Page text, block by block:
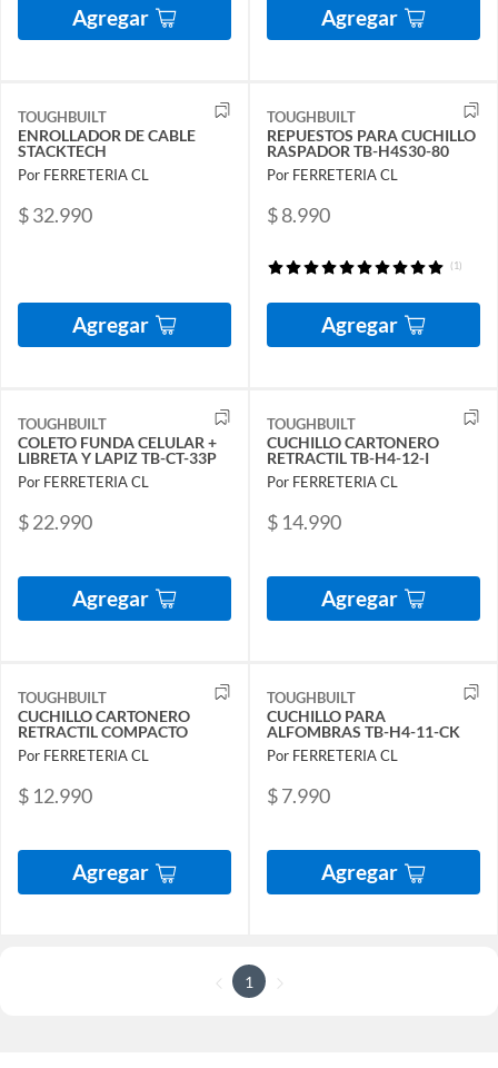
Agregar Agregar
TOUGHBUILT
ENROLLADOR DE CABLE
STACKTECH
Por FERRETERIA CL
$ 32.990
Agregar
TOUGHBUILT
REPUESTOS PARA CUCHILLO
RASPADOR TB-H4S30-80
Por FERRETERIA CL
$ 8.990
(1)
Agregar
TOUGHBUILT
COLETO FUNDA CELULAR +
LIBRETA Y LAPIZ TB-CT-33P
Por FERRETERIA CL
$ 22.990
Agregar
TOUGHBUILT
CUCHILLO CARTONERO
RETRACTIL TB-H4-12-I
Por FERRETERIA CL
$ 14.990
Agregar
TOUGHBUILT
CUCHILLO CARTONERO
RETRACTIL COMPACTO
Por FERRETERIA CL
$ 12.990
Agregar
TOUGHBUILT
CUCHILLO PARA
ALFOMBRAS TB-H4-11-CK
Por FERRETERIA CL
$ 7.990
Agregar
1